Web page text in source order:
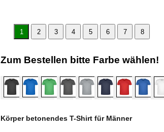
1 2 3 4 5 6 7 8
Zum Bestellen bitte Farbe wählen!
Körper betonendes T-Shirt für Männer